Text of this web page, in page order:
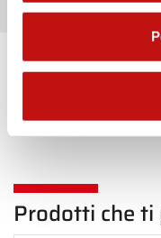
Prodotti che ti